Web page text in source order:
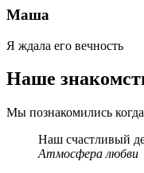
Маша
Я ждала его вечность
Наше
Мы познакомились
Наш счастливый
Атмосфера любви